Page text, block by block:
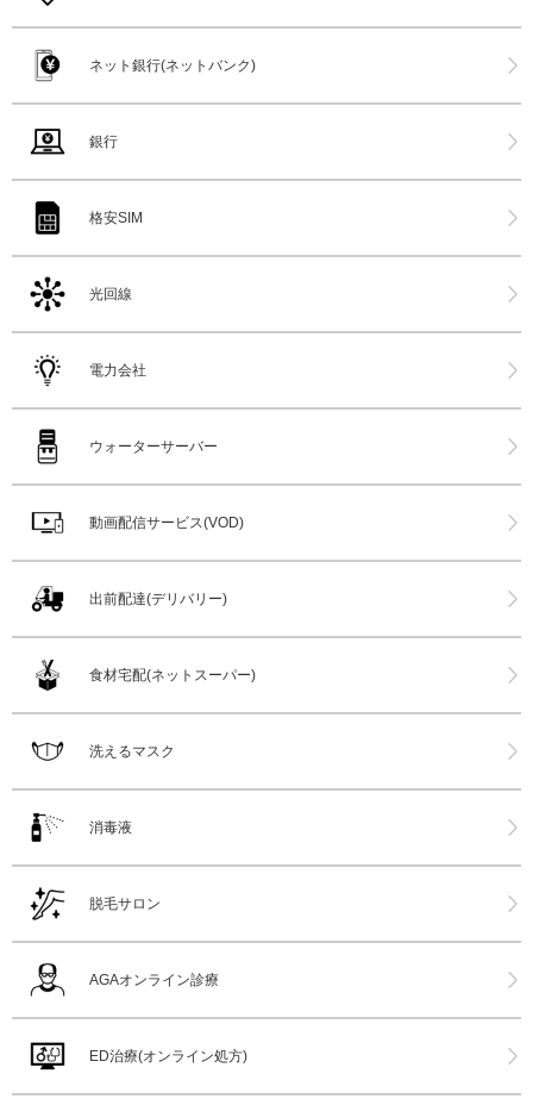
ネット銀行(ネットバンク)
銀行
格安SIM
光回線
電力会社
ウォーターサーバー
動画配信サービス(VOD)
出前配達(デリバリー)
食材宅配(ネットスーパー)
洗えるマスク
消毒液
脱毛サロン
AGAオンライン診療
ED治療(オンライン処方)